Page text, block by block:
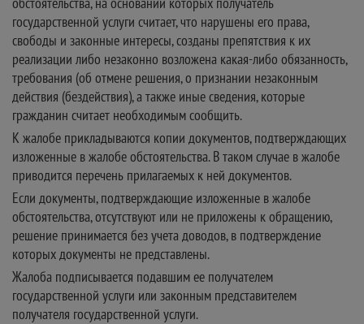
государственной услуги считает, что нарушены его права,
свободы и законные интересы, созданы препятствия к их
реализации либо незаконно возложена какая-либо обязанность,
требования (об отмене решения, о признании незаконным
действия (бездействия), а также иные сведения, которые
гражданин считает необходимым сообщить.
К жалобе прикладываются копии документов, подтверждающих
изложенные в жалобе обстоятельства. В таком случае в жалобе
приводится перечень прилагаемых к ней документов.
Если документы, подтверждающие изложенные в жалобе
обстоятельства, отсутствуют или не приложены к обращению,
решение принимается без учета доводов, в подтверждение
которых документы не представлены.
Жалоба подписывается подавшим ее получателем
государственной услуги или законным представителем
получателя государственной услуги.